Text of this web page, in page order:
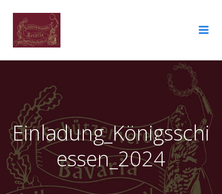
Einladung_Königsschi
essen_2024